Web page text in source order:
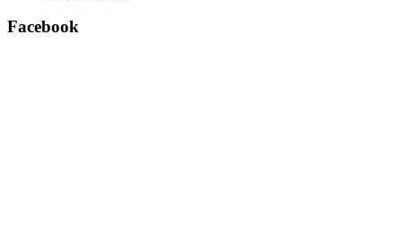
Facebook